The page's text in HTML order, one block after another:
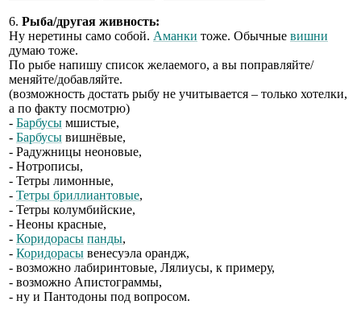
6. Рыба/другая живность:
Ну неретины само собой. Аманки тоже. Обычные вишни
думаю тоже.
По рыбе напишу список желаемого, а вы поправляйте/
меняйте/добавляйте.
(возможность достать рыбу не учитывается – только хотелки,
а по факту посмотрю)
- Барбусы мшистые,
- Барбусы вишнёвые,
- Радужницы неоновые,
- Нотрописы,
- Тетры лимонные,
- Тетры бриллиантовые,
- Тетры колумбийские,
- Неоны красные,
- Коридорасы панды,
- Коридорасы венесуэла орандж,
- возможно лабиринтовые, Лялиусы, к примеру,
- возможно Апистограммы,
- ну и Пантодоны под вопросом.